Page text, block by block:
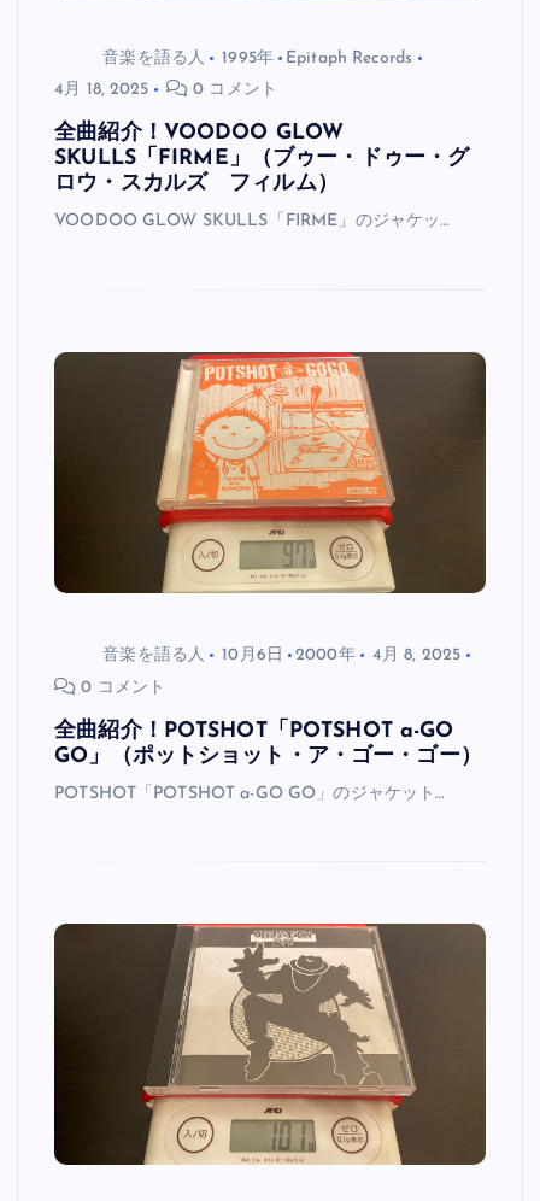
音楽を語る人 1995年
Epitaph Records
4月 18, 2025
0 コメント
全曲紹介！VOODOO GLOW
SKULLS「FIRME」（ブゥー・ドゥー・グ
ロウ・スカルズ フィルム）
VOODOO GLOW SKULLS「FIRME」のジャケッ…
音楽を語る人 10月6日 2000年
4月 8, 2025
0 コメント
全曲紹介！POTSHOT「POTSHOT a-GO
GO」（ポットショット・ア・ゴー・ゴー）
POTSHOT「POTSHOT a-GO GO」のジャケット…